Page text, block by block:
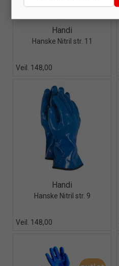
Quick View+
Handi
Hanske Nitril str. 11
Veil. 148,00
Quick View+
Handi
Hanske Nitril str. 9
Veil. 148,00